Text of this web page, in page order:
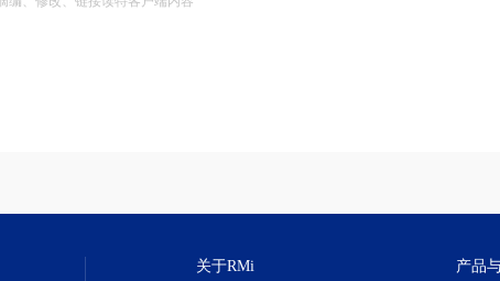
关于RMi 产品